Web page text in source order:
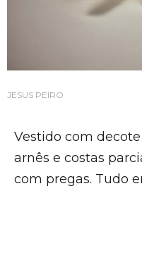
JESUS PEIRO
Vestido com
arnês e costas
com pregas. Tudo